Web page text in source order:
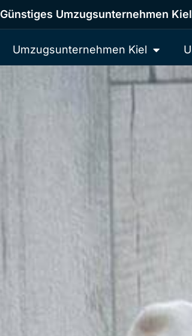
Günstiges Umzugsunternehmen Kiel
Umzugsunternehmen Kiel